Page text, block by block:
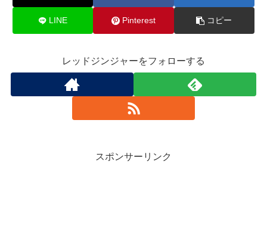
LINE Pinterest コピー
レッドジンジャーをフォローする
スポンサーリンク